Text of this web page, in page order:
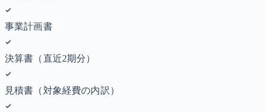
事業計画書
決算書（直近2期分）
見積書（対象経費の内訳）